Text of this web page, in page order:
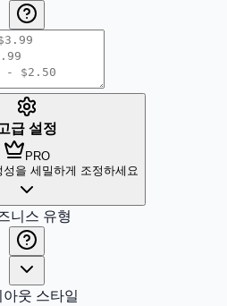
급 설정
PRO
을 세밀하게 조정하세요
니스 유형
웃 스타일